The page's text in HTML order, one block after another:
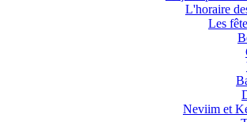
L'horaire
Les
Neviim et